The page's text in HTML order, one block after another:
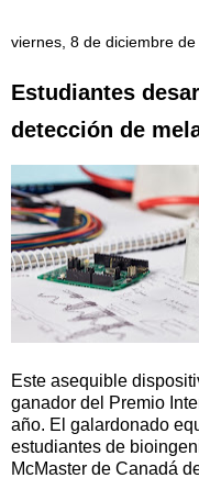
viernes, 8 de diciembre de
Estudiantes
detección de
Este asequible
ganador del Premio
año. El galardonado
estudiantes de
McMaster de Canadá